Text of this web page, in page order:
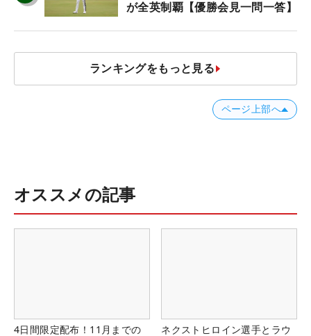
が全英制覇【優勝会見一問一答】
ランキングをもっと見る
ページ上部へ
オススメの記事
4日間限定配布！11月までの
ネクストヒロイン選手とラウ